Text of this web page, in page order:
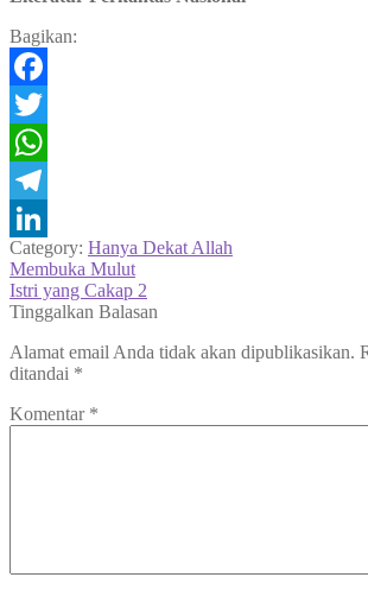
Bagikan:
Facebook
Twitter
WhatsApp
Telegram
LinkedIn
Category: Hanya Dekat Allah
Navigasi
pos
Previous
post:
Membuka Mulut
Next
post:
Istri yang Cakap 2
Tinggalkan Balasan
Alamat email Anda tidak akan dipublikasikan.
ditandai *
Komentar *